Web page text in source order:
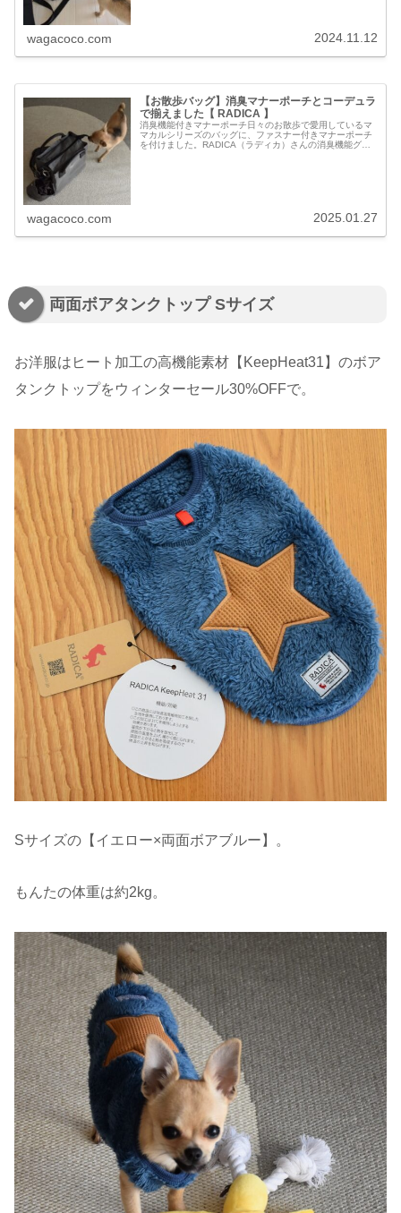
wagacoco.com 2024.11.12
【お散歩バッグ】消臭マナーポーチとコーデュラ
で揃えました【 RADICA 】
消臭機能付きマナーポーチ日々のお散歩で愛用しているマ
マカルシリーズのバッグに、ファスナー付きマナーポーチ
を付けました。RADICA（ラディカ）さんの消臭機能グッ
wagacoco.com 2025.01.27
両面ボアタンクトップ Sサイズ
お洋服はヒート加工の高機能素材【KeepHeat31】のボア
タンクトップをウィンターセール30%OFFで。
Sサイズの【イエロー×両面ボアブルー】。
もんたの体重は約2kg。